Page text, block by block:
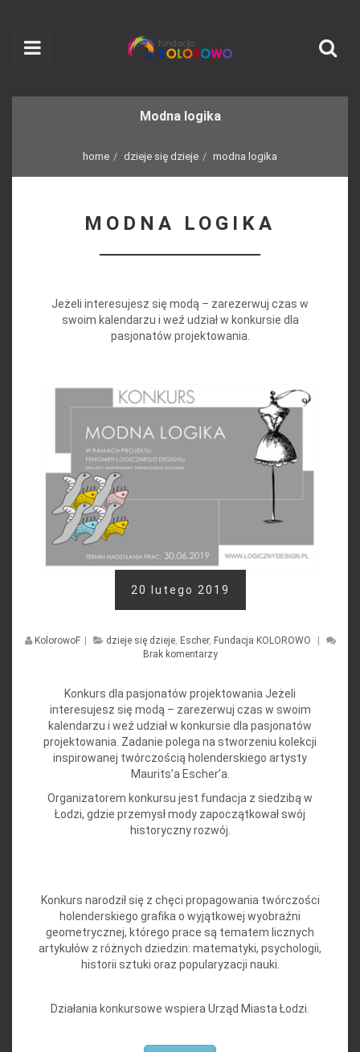
Modna logika
home dzieje się dzieje modna logika
MODNA LOGIKA
Jeżeli interesujesz się modą – zarezerwuj czas w
swoim kalendarzu i weź udział w konkursie dla
pasjonatów projektowania.
20 lutego 2019
KolorowoF dzieje się dzieje, Escher, Fundacja KOLOROWO
Brak komentarzy
Konkurs dla pasjonatów projektowania Jeżeli
interesujesz się modą – zarezerwuj czas w swoim
kalendarzu i weź udział w konkursie dla pasjonatów
projektowania. Zadanie polega na stworzeniu kolekcji
inspirowanej twórczością holenderskiego artysty
Maurits’a Escher’a.
Organizatorem konkursu jest fundacja z siedzibą w
Łodzi, gdzie przemysł mody zapoczątkował swój
historyczny rozwój.
Konkurs narodził się z chęci propagowania twórczości
holenderskiego grafika o wyjątkowej wyobraźni
geometrycznej, którego prace są tematem licznych
artykułów z różnych dziedzin: matematyki, psychologii,
historii sztuki oraz popularyzacji nauki.
Działania konkursowe wspiera Urząd Miasta Łodzi.